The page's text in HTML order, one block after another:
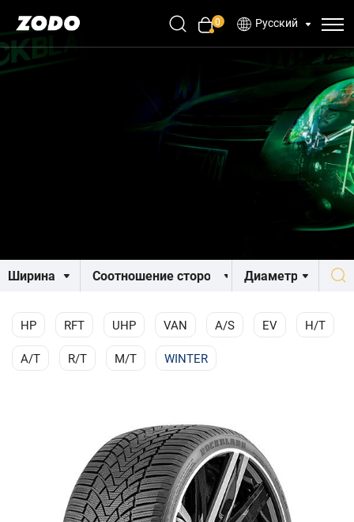
0 Русский
HP RFT UHP VAN A/S EV H/T
A/T R/T M/T WINTER